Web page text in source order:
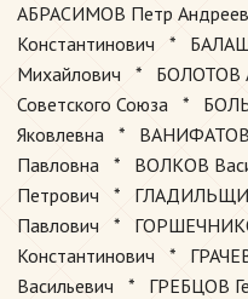
АБРАСИМОВ Петр
Константинович *
Михайлович * БОЛОТОВ
Советского Союза *
Яковлевна *
Павловна * ВОЛКОВ
Петрович *
Павлович *
Константинович *
Васильевич * ГРЕБЦОВ